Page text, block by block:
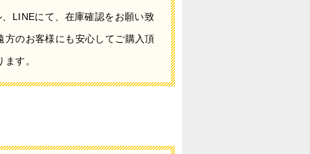
LINEにて、在庫確認をお願い致
のお客様にも安心してご購入頂
す。